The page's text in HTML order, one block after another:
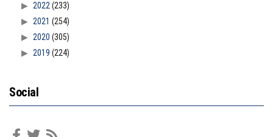
2022(233)
2021 (254)
2020 (305)
2019 (224)
Social